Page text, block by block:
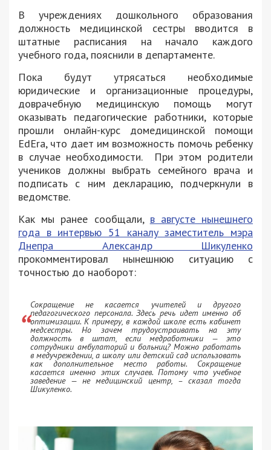
В учреждениях дошкольного образования
должность медицинской сестры вводится в
штатные расписания на начало каждого
учебного года, пояснили в департаменте.
Пока будут утрясаться необходимые
юридические и организационные процедуры,
доврачебную медицинскую помощь могут
оказывать педагогические работники, которые
прошли онлайн-курс домедицинской помощи
EdEra, что дает им возможность помочь ребенку
в случае необходимости. При этом родители
учеников должны выбрать семейного врача и
подписать с ним декларацию, подчеркнули в
ведомстве.
Как мы ранее сообщали, в августе нынешнего
года в интервью 51 каналу заместитель мэра
Днепра Александр Шикуленко
прокомментировал нынешнюю ситуацию с
точностью до наоборот:
Сокращение не касается учителей и другого
педагогического персонала. Здесь речь идет именно об
оптимизации. К примеру, в каждой школе есть кабинет
медсестры. Но зачем трудоустраивать на эту
должность в штат, если медработники — это
сотрудники амбулаторий и больниц? Можно работать
в медучреждении, а школу или детский сад использовать
как дополнительное место работы. Сокращение
касается именно этих случаев. Потому что учебное
заведение — не медицинский центр, – сказал тогда
Шикуленко.